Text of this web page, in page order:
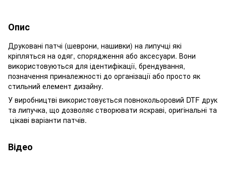
Опис
Друковані патчі (шеврони, нашивки) на липучці які
кріпляться на одяг, спорядження або аксесуари. Вони
використовуються для ідентифікації, брендування,
позначення приналежності до організації або просто як
стильний елемент дизайну.
У виробництві використовується повнокольоровий DTF друк
та липучка, що дозволяє створювати яскраві, оригінальні та
цікаві варіанти патчів.
Відео